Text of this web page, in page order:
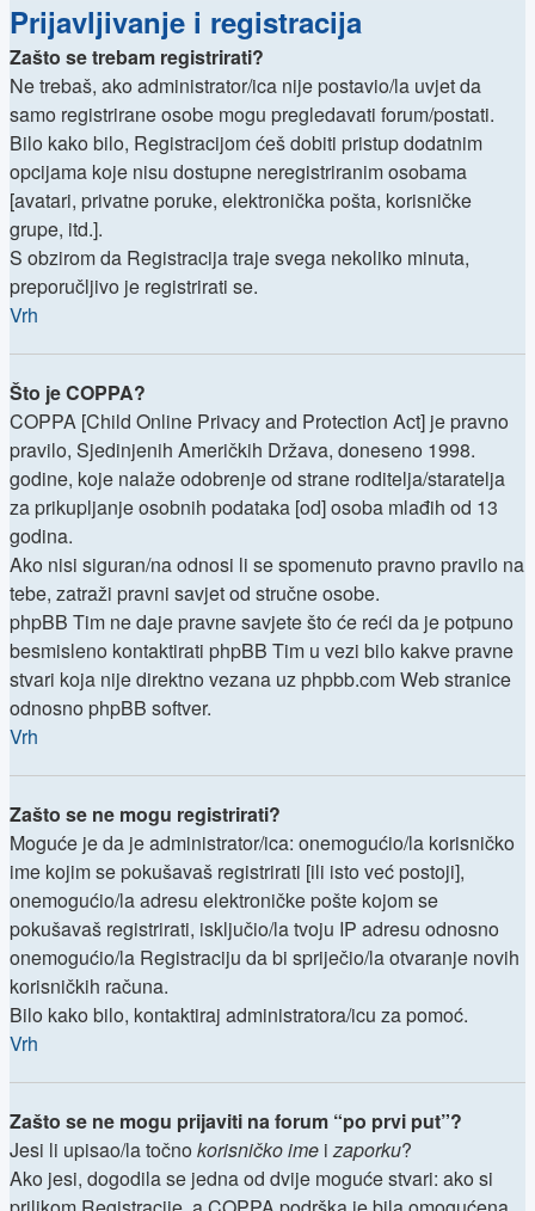
Prijavljivanje i registracija
Zašto se trebam registrirati?
Ne trebaš, ako administrator/ica nije postavio/la uvjet da
samo registrirane osobe mogu pregledavati forum/postati.
Bilo kako bilo, Registracijom ćeš dobiti pristup dodatnim
opcijama koje nisu dostupne neregistriranim osobama
[avatari, privatne poruke, elektronička pošta, korisničke
grupe, itd.].
S obzirom da Registracija traje svega nekoliko minuta,
preporučljivo je registrirati se.
Vrh
Što je COPPA?
COPPA [Child Online Privacy and Protection Act] je pravno
pravilo, Sjedinjenih Američkih Država, doneseno 1998.
godine, koje nalaže odobrenje od strane roditelja/staratelja
za prikupljanje osobnih podataka [od] osoba mlađih od 13
godina.
Ako nisi siguran/na odnosi li se spomenuto pravno pravilo na
tebe, zatraži pravni savjet od stručne osobe.
phpBB Tim ne daje pravne savjete što će reći da je potpuno
besmisleno kontaktirati phpBB Tim u vezi bilo kakve pravne
stvari koja nije direktno vezana uz phpbb.com Web stranice
odnosno phpBB softver.
Vrh
Zašto se ne mogu registrirati?
Moguće je da je administrator/ica: onemogućio/la korisničko
ime kojim se pokušavaš registrirati [ili isto već postoji],
onemogućio/la adresu elektroničke pošte kojom se
pokušavaš registrirati, isključio/la tvoju IP adresu odnosno
onemogućio/la Registraciju da bi spriječio/la otvaranje novih
korisničkih računa.
Bilo kako bilo, kontaktiraj administratora/icu za pomoć.
Vrh
Zašto se ne mogu prijaviti na forum “po prvi put”?
Jesi li upisao/la točno korisničko ime izaporku?
Ako jesi, dogodila se jedna od dvije moguće stvari: ako si